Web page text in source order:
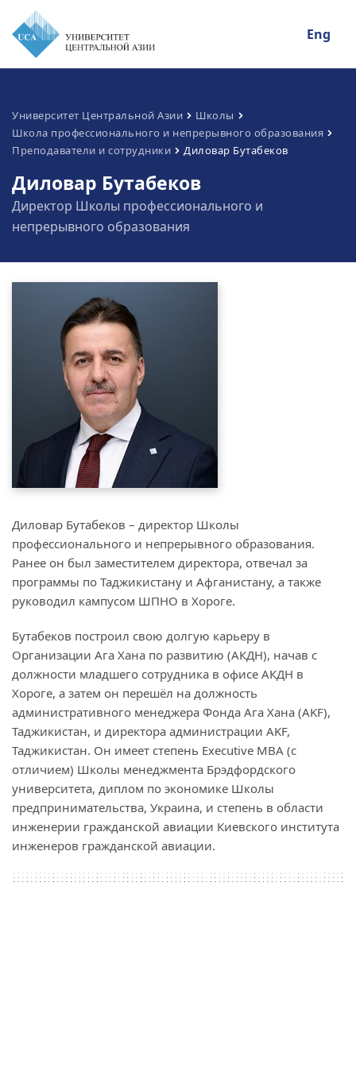
Eng
Университет Центральной Азии
Школы
Школа профессионального и непрерывного образования
Преподаватели и сотрудники
Диловар Бутабеков
Диловар Бутабеков
Директор Школы профессионального и
непрерывного образования
Диловар Бутабеков – директор Школы
профессионального и непрерывного образования.
Ранее он был заместителем директора, отвечал за
программы по Таджикистану и Афганистану, а также
руководил кампусом ШПНО в Хороге.
Бутабеков построил свою долгую карьеру в
Организации Ага Хана по развитию (АКДН), начав с
должности младшего сотрудника в офисе АКДН в
Хороге, а затем он перешёл на должность
административного менеджера Фонда Ага Хана (AKF),
Таджикистан, и директора администрации AKF,
Таджикистан. Он имеет степень Executive MBA (с
отличием) Школы менеджмента Брэдфордского
университета, диплом по экономике Школы
предпринимательства, Украина, и степень в области
инженерии гражданской авиации Киевского института
инженеров гражданской авиации.